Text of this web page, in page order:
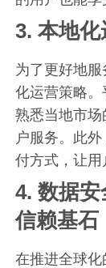
3.本地
为了更好地服
化运营策略
熟悉当地市
户服务。此
付方式，让用
4.数据安
信赖基石
在推进全球化